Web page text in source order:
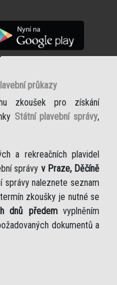
průkazy
zkoušek pro získání
Státní plavební správy,
a rekreačních plavidel
správy v Praze, Děčíně
správy naleznete seznam
zkoušky je nutné se
dnů předemvyplněním
dokumentů a